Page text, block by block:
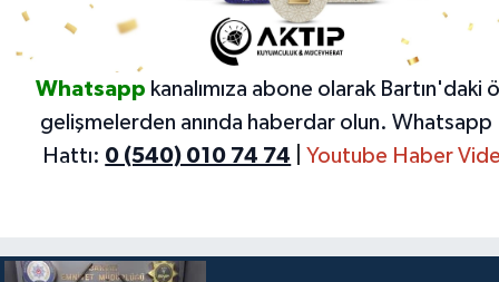
Whatsapp kanalımıza abone olarak Bartın'daki
gelişmelerden anında haberdar olun. Whatsapp
Hattı: 0 (540) 010 74 74 |Youtube Haber